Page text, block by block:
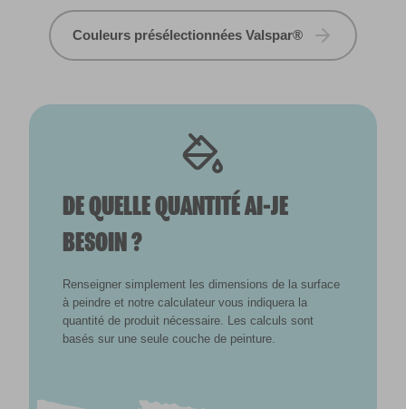
Couleurs présélectionnées Valspar®
DE QUELLE QUANTITÉ AI-JE
BESOIN ?
Renseigner simplement les dimensions de la surface
à peindre et notre calculateur vous indiquera la
quantité de produit nécessaire. Les calculs sont
basés sur une seule couche de peinture.